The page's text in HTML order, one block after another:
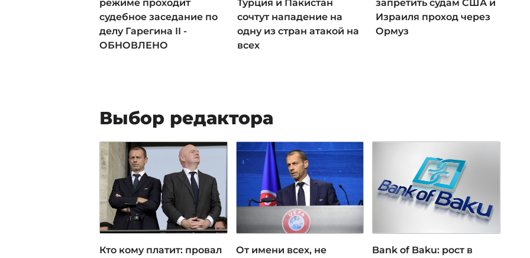
режиме проходит
судебное заседание по
делу Гарегина II -
ОБНОВЛЕНО
Турция и Пакистан
сочтут нападение на
одну из стран атакой на
всех
запретить судам США и
Израиля проход через
Ормуз
Выбор редактора
Кто кому платит: провал
От имени всех, не
Bank of Baku: рост в